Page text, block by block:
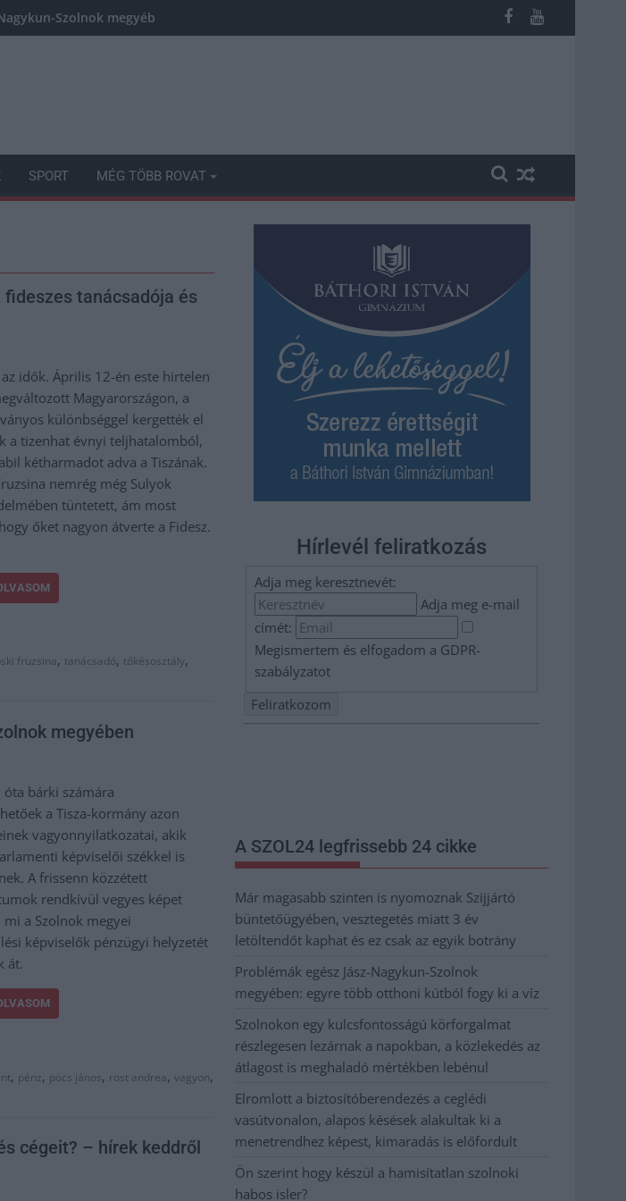
Szolnok megyében: egyre több otthoni kútból fogy ki a víz
SPORT MÉG TÖBB ROVAT
tanácsadója és
idők. Április 12-én este hirtelen
Magyarországon, a
különbséggel kergették el
a tizenhat évnyi teljhatalomból,
kétharmadot adva a Tiszának.
nemrég még Sulyok
tüntetett, ám most
őket nagyon átverte a Fidesz.
fruzsina, tanácsadó, tőkésosztály,
megyében
bárki számára
a Tisza-kormány azon
vagyonnyilatkozatai, akik
képviselői székkel is
A frissenn közzétett
rendkívül vegyes képet
a Szolnok megyei
képviselők pénzügyi helyzetét
át.
, pénz, pöcs jános, rost andrea, vagyon,
cégeit? – hírek keddről
Hírlevél feliratkozás
Adja meg keresztnevét:
Adja meg e-mail
címét:
Megismertem és elfogadom a GDPR-
szabályzatot
A SZOL24 legfrissebb 24 cikke
Már magasabb szinten is nyomoznak Szijjártó
büntetőügyében, vesztegetés miatt 3 év
letöltendőt kaphat és ez csak az egyik botrány
Problémák egész Jász-Nagykun-Szolnok
megyében: egyre több otthoni kútból fogy ki a víz
Szolnokon egy kulcsfontosságú körforgalmat
részlegesen lezárnak a napokban, a közlekedés az
átlagost is meghaladó mértékben lebénul
Elromlott a biztosítóberendezés a ceglédi
vasútvonalon, alapos késések alakultak ki a
menetrendhez képest, kimaradás is előfordult
Ön szerint hogy készül a hamisítatlan szolnoki
habos isler?